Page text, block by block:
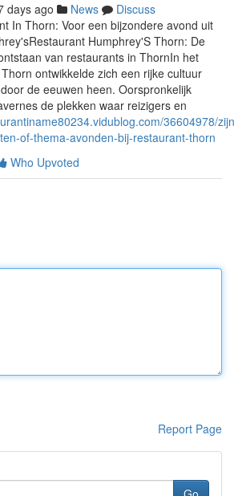
days ago News
Discuss
In Thorn: Voor een bijzondere avond uit
Humphrey'S Thorn: De
van restaurants in ThornIn het
ontwikkelde zich een rijke cultuur
de eeuwen heen. Oorspronkelijk
de plekken waar reizigers en
36604978/
of-thema-avonden-bij-restaurant-thorn
Who Upvoted
Report Page